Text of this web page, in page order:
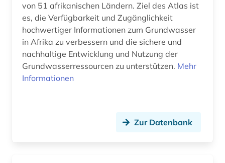
cytologie (1)
daten (1)
datensammlung (3)
datierung (1)
von 51 afrikanischen Ländern. Ziel des Atlas ist
es, die Verfügbarkeit und Zugänglichkeit
hochwertiger Informationen zum Grundwasser
in Afrika zu verbessern und die sichere und
nachhaltige Entwicklung und Nutzung der
Grundwasserressourcen zu unterstützen. Mehr
Informationen
Zur Datenbank